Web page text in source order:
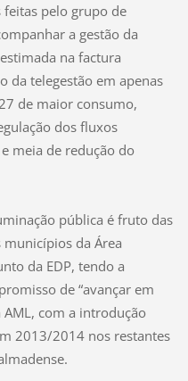
feitas pelo grupo de
a gestão da
na factura
da telegestão em apenas
de maior consumo,
dos fluxos
meia de redução do
pública é fruto das
da Área
da EDP, tendo a
de “avançar em
com a introdução
2013/2014 nos restantes